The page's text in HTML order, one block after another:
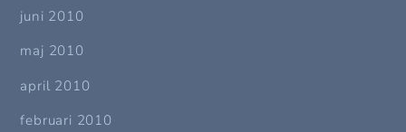
juni 2010
maj 2010
april 2010
februari 2010